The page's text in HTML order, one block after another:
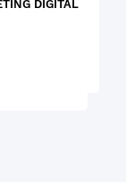
DIGITAL